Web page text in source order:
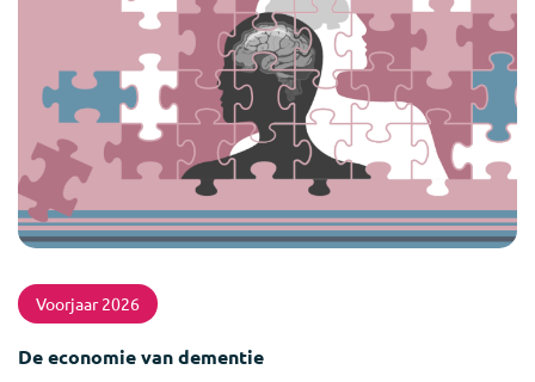
Voorjaar 2026
De economie van dementie